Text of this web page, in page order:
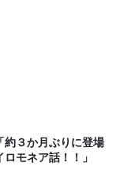
モネア話！！」